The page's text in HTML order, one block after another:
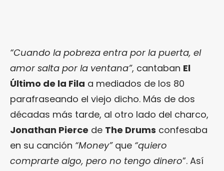
“Cuando la pobreza entra por la puerta, el
amor salta por la ventana”, cantaban El
Último de la Fila a mediados de los 80
parafraseando el viejo dicho. Más de dos
décadas más tarde, al otro lado del charco,
Jonathan Pierce de The Drums confesaba
en su canción “Money”que “quiero
comprarte algo, pero no tengo dinero”. Así